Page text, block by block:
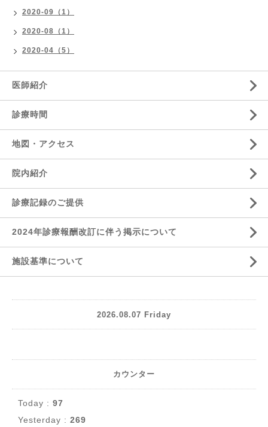
2020-09（1）
2020-08（1）
2020-04（5）
医師紹介
診療時間
地図・アクセス
院内紹介
診療記録のご提供
2024年診療報酬改訂に伴う掲示について
施設基準について
2026.08.07 Friday
カウンター
Today : 97
Yesterday : 269